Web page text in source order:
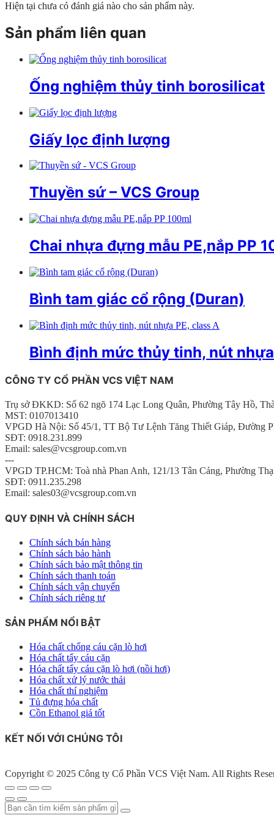
Hiện tại chưa có đánh giá nào cho sản phẩm này.
Sản phẩm liên quan
Ống nghiệm thủy tinh borosilicat
Giấy lọc định lượng
Thuyền sứ – VCS Group
Chai nhựa đựng mẫu PE,nắp PP
Bình tam giác cổ rộng (Duran)
Bình định mức thủy tinh, nút
CÔNG TY CỔ PHẦN VCS VIỆT NAM
Trụ sở ĐKKD: Số 62 ngõ 174 Lạc Long Quân, Phường Tây Hồ,
MST: 0107013410
VPGD Hà Nội: Số 45/1, TT Bộ Tư Lệnh Tăng Thiết Giáp, Đường
SĐT: 0918.231.899
Email: sales@vcsgroup.com.vn
---
VPGD TP.HCM: Toà nhà Phan Anh, 121/13 Tân Cảng, Phường
SĐT: 0911.235.298
Email: sales03@vcsgroup.com.vn
QUY ĐỊNH VÀ CHÍNH SÁCH
Chính sách bán hàng
Chính sách bảo hành
Chính sách bảo mật thông tin
Chính sách thanh toán
Chính sách vận chuyển
Chính sách riêng tư
SẢN PHẨM NỔI BẬT
Hóa chất chống cáu cặn lò hơi
Hóa chất tẩy cáu cặn
Hóa chất tẩy cáu cặn lò hơi (nồi hơi)
Hóa chất xử lý nước thải
Hóa chất thí nghiệm
Tủ đựng hóa chất
Cồn Ethanol giá tốt
KẾT NỐI VỚI CHÚNG TÔI
Copyright © 2025 Công ty Cổ Phần VCS Việt Nam. All Rights